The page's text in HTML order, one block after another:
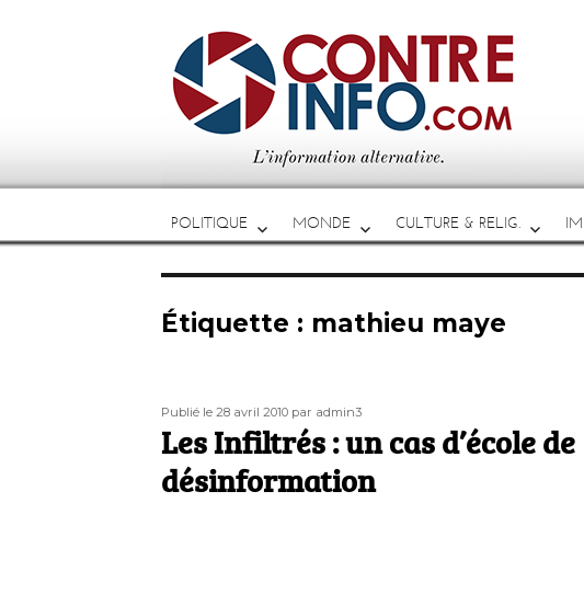
POLITIQUE MONDE CULTURE & RELIG.
Étiquette : mathieu maye
Publié
le
Publié le 28 avril 2010 Auteur
par admin3
Les Infiltrés : un cas d’école de
désinformation